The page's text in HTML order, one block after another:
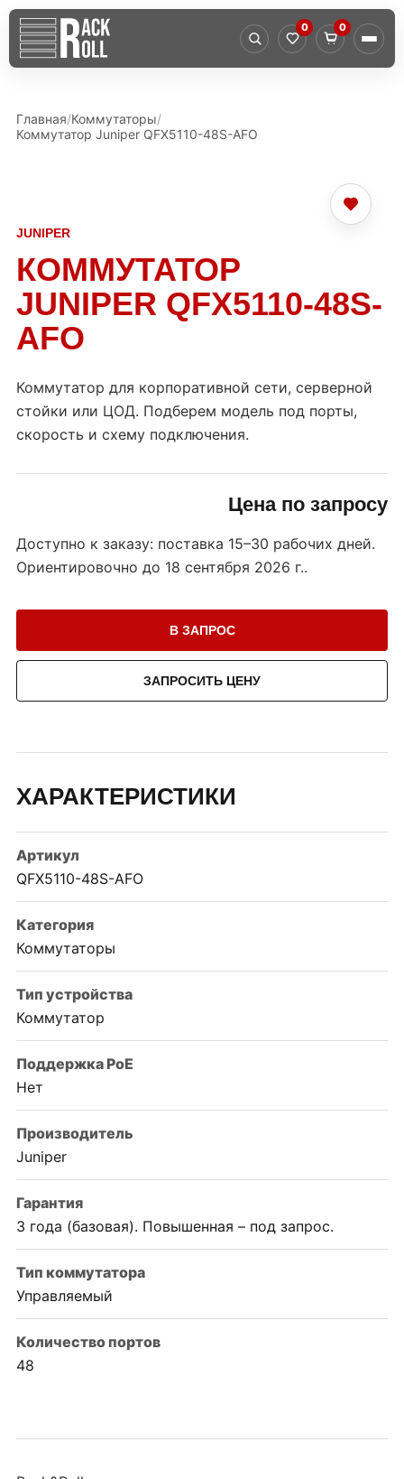
0 0
Главная Коммутаторы
Коммутатор Juniper QFX5110-48S-AFO
JUNIPER
КОММУТАТОР
JUNIPER QFX5110-48S-
AFO
Коммутатор для корпоративной сети, серверной
стойки или ЦОД. Подберем модель под порты,
скорость и схему подключения.
Цена по запросу
Доступно к заказу: поставка 15–30 рабочих дней.
Ориентировочно до 18 сентября 2026 г..
В ЗАПРОС
ЗАПРОСИТЬ ЦЕНУ
ХАРАКТЕРИСТИКИ
Артикул
QFX5110-48S-AFO
Категория
Коммутаторы
Тип устройства
Коммутатор
Поддержка PoE
Нет
Производитель
Juniper
Гарантия
3 года (базовая). Повышенная – под запрос.
Тип коммутатора
Управляемый
Количество портов
48